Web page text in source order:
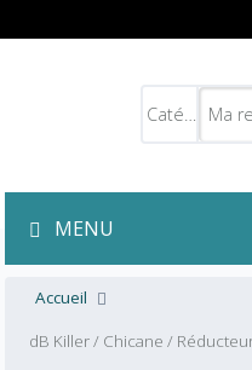
MENU
Accueil
dB Killer / Chicane /